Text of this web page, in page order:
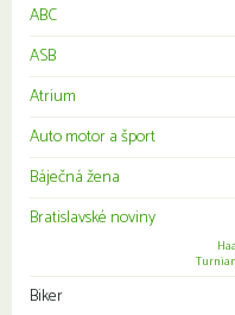
ABC
ASB
Atrium
Auto motor a šport
Báječná žena
Bratislavské noviny
Biker